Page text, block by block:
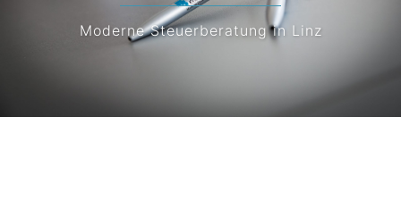
Moderne Steuerberatung in Linz